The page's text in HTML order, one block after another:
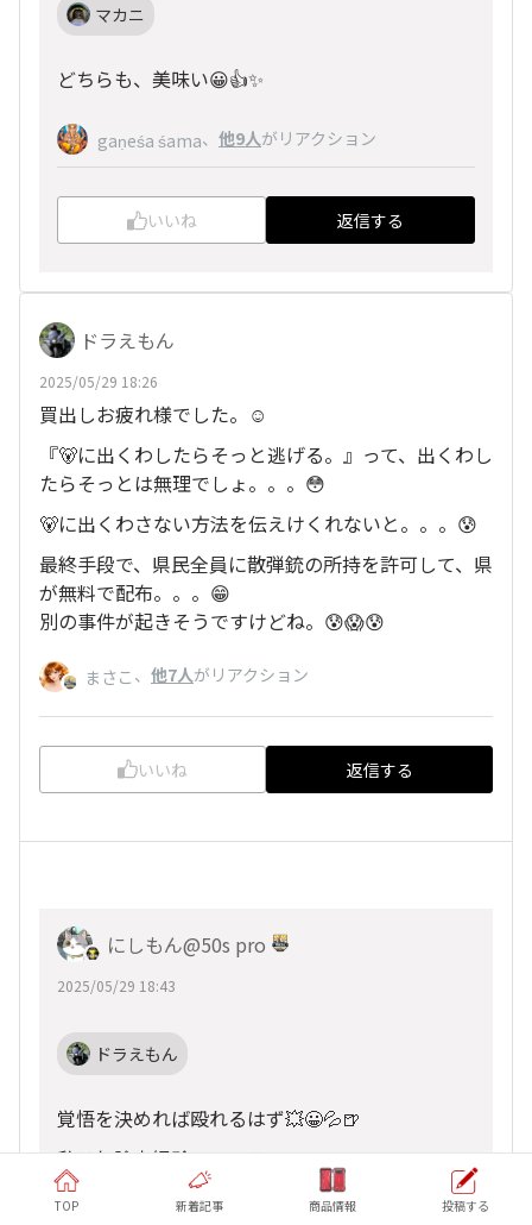
マカニ
どちらも、美味い😀👍✨
gaṇeśa śama、 他9人がリアクション
いいね 返信する
ドラえもん
2025/05/29 18:26
買出しお疲れ様でした。☺️
『🐻に出くわしたらそっと逃げる。』って、出くわし
たらそっとは無理でしょ。。。😳
🐻に出くわさない方法を伝えけくれないと。。。😰
最終手段で、県民全員に散弾銃の所持を許可して、県
が無料で配布。。。😁
別の事件が起きそうですけどね。😰😱😰
まさこ 、 他7人がリアクション
いいね 返信する
にしもん@50s pro
2025/05/29 18:43
ドラえもん
覚悟を決めれば殴れるはず💥😀💦🍺
私は勿論未経験DEATH‼️
が、
TOP 新着記事 商品情報 投稿する